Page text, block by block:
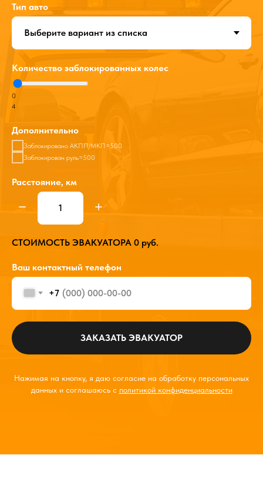
Тип авто
Количество заблокированных колес
0
4
Дополнительно
Заблокировано АКПП/МКП=500
Заблокирован руль=500
Расстояние, км
СТОИМОСТЬ ЭВАКУАТОРА 0 руб.
Ваш контактный телефон
+7
ЗАКАЗАТЬ ЭВАКУАТОР
Нажимая на кнопку, я даю согласие на обработку персональных
данных и соглашаюсь с политикой конфиденциальности